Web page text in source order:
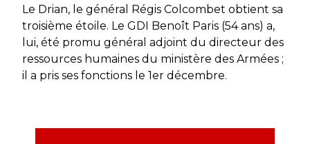
Le Drian, le général Régis Colcombet obtient sa
troisième étoile. Le GDI Benoît Paris (54 ans) a,
lui, été promu général adjoint du directeur des
ressources humaines du ministère des Armées ;
il a pris ses fonctions le 1er décembre.